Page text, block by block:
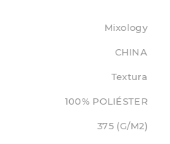
Mixology
CHINA
Textura
100% POLIÉSTER
375 (G/M2)